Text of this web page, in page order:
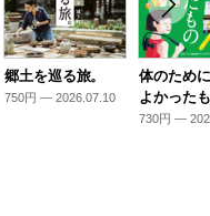
郷土を巡る旅。
750円 — 2026.07.10
体のため
よかった
730円 —